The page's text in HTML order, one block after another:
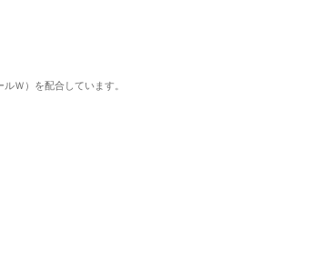
Ｗ）を配合しています。